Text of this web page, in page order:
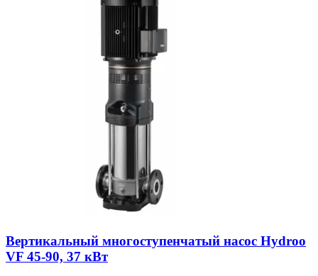
Вертикальный многоступенчатый насос Hydroo
VF 45-90, 37 кВт